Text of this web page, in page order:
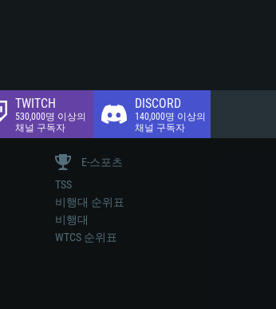
TWITCH
530,000명 이상의
채널 구독자
DISCORD
140,000명 이상의
채널 구독자
E-스포츠
TSS
비행대 순위표
비행대
WTCS 순위표